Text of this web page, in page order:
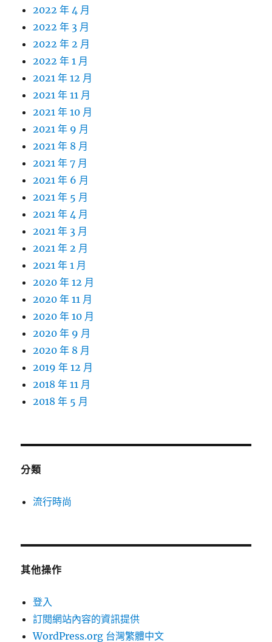
2022 年 4 月
2022 年 3 月
2022 年 2 月
2022 年 1 月
2021 年 12 月
2021 年 11 月
2021 年 10 月
2021 年 9 月
2021 年 8 月
2021 年 7 月
2021 年 6 月
2021 年 5 月
2021 年 4 月
2021 年 3 月
2021 年 2 月
2021 年 1 月
2020 年 12 月
2020 年 11 月
2020 年 10 月
2020 年 9 月
2020 年 8 月
2019 年 12 月
2018 年 11 月
2018 年 5 月
分類
流行時尚
其他操作
登入
訂閱網站內容的資訊提供
WordPress.org 台灣繁體中文